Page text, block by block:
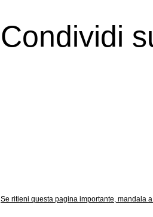
Condividi
Se ritieni questa pagina importante, mandala